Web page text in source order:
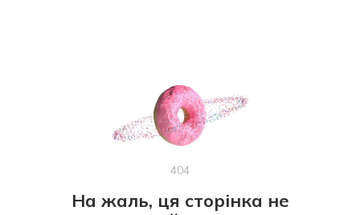
404
На жаль, ця сторінка не